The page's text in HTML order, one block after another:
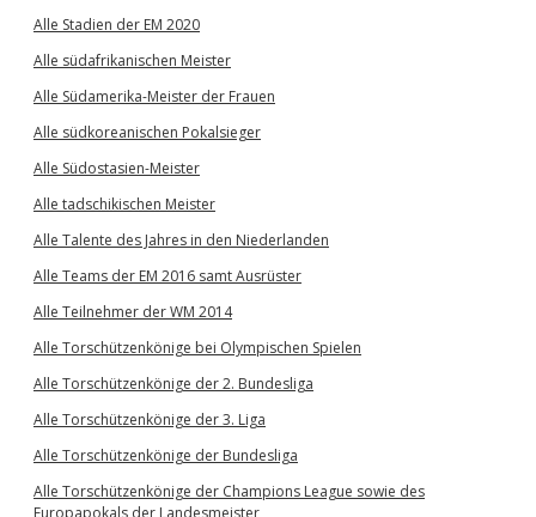
Alle Stadien der EM 2020
Alle südafrikanischen Meister
Alle Südamerika-Meister der Frauen
Alle südkoreanischen Pokalsieger
Alle Südostasien-Meister
Alle tadschikischen Meister
Alle Talente des Jahres in den Niederlanden
Alle Teams der EM 2016 samt Ausrüster
Alle Teilnehmer der WM 2014
Alle Torschützenkönige bei Olympischen Spielen
Alle Torschützenkönige der 2. Bundesliga
Alle Torschützenkönige der 3. Liga
Alle Torschützenkönige der Bundesliga
Alle Torschützenkönige der Champions League sowie des
Europapokals der Landesmeister